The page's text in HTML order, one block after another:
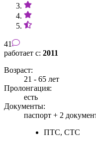
41
работает с: 2011
Возраст:
21 - 65 лет
Пролонгация:
есть
Документы:
паспорт + 2
ПТС, СТС